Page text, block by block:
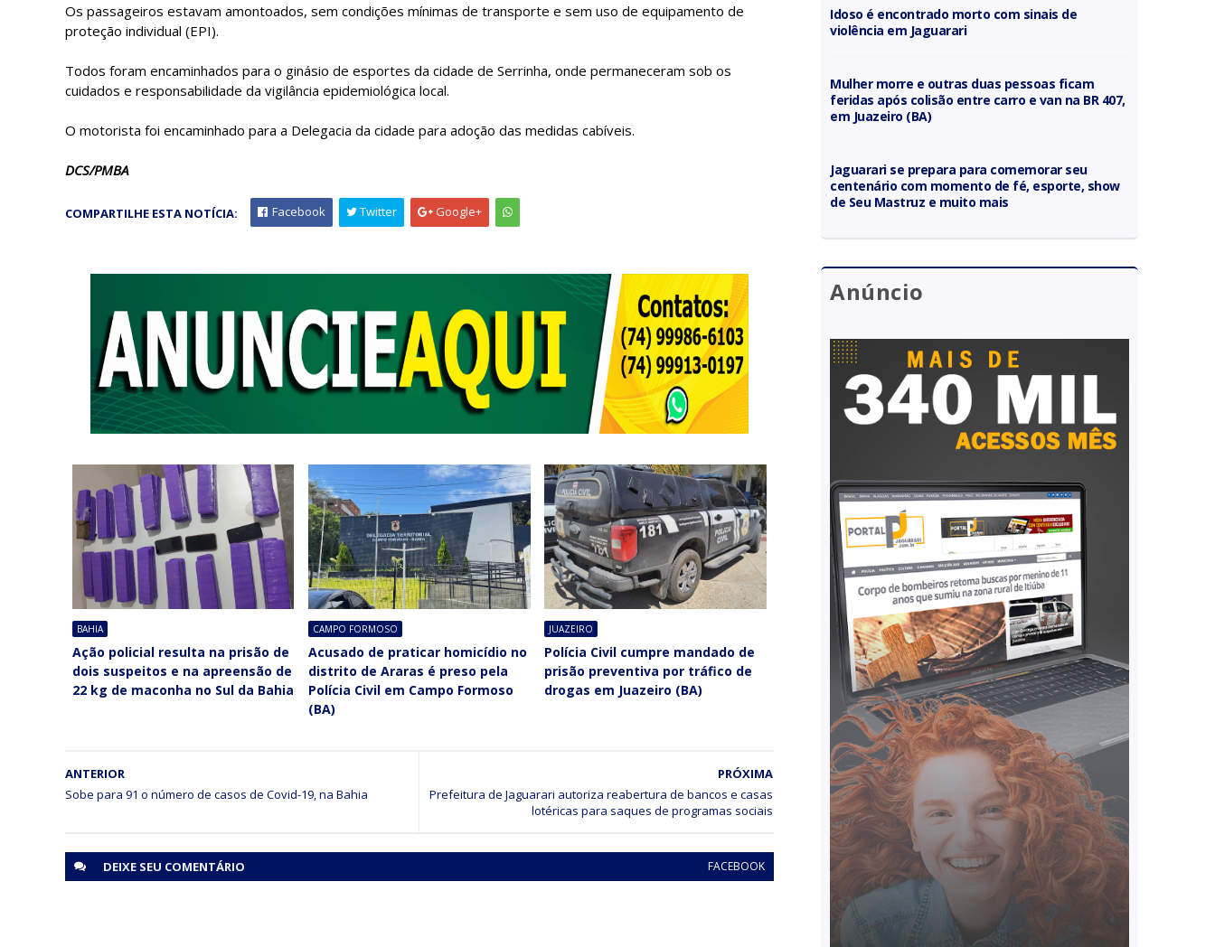
Os passageiros estavam amontoados, sem condições mínimas de transporte e sem uso de equipamento de
proteção individual (EPI).
Todos foram encaminhados para o ginásio de esportes da cidade de Serrinha, onde permaneceram sob os
cuidados e responsabilidade da vigilância epidemiológica local.
O motorista foi encaminhado para a Delegacia da cidade para adoção das medidas cabíveis.
DCS/PMBA
COMPARTILHE ESTA NOTÍCIA: Facebook Twitter Google+
BAHIA
Ação policial resulta na prisão de
dois suspeitos e na apreensão de
22 kg de maconha no Sul da Bahia
CAMPO FORMOSO
Acusado de praticar homicídio no
distrito de Araras é preso pela
Polícia Civil em Campo Formoso
(BA)
JUAZEIRO
Polícia Civil cumpre mandado de
prisão preventiva por tráfico de
drogas em Juazeiro (BA)
PRÓXIMA
Prefeitura de Jaguarari autoriza reabertura de bancos e casas
lotéricas para saques de programas sociais
ANTERIOR
Sobe para 91 o número de casos de Covid-19, na Bahia
DEIXE SEU COMENTÁRIO FACEBOOK
Idoso é encontrado morto com sinais de
violência em Jaguarari
Mulher morre e outras duas pessoas ficam
feridas após colisão entre carro e van na BR 407,
em Juazeiro (BA)
Jaguarari se prepara para comemorar seu
centenário com momento de fé, esporte, show
de Seu Mastruz e muito mais
Anúncio